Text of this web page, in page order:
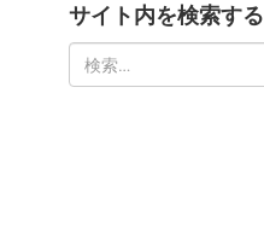
サイト内を検索する
検
索: